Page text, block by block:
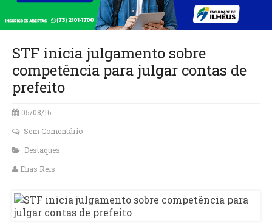
STF inicia julgamento sobre
competência para julgar contas de
prefeito
05/08/16
Sem Comentário
Destaques
Elias Reis